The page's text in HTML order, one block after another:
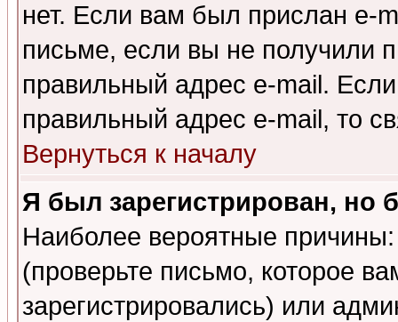
нет. Если вам был прислан e-
письме, если вы не получили
правильный адрес e-mail.
правильный адрес e-mail, то
Вернуться к началу
Я был зарегистрирован, но
Наиболее вероятные
(проверьте письмо, которое
зарегистрировались) или